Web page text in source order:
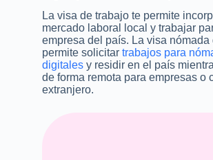
La visa de trabajo te permite
mercado laboral local y trabajar
empresa del país. La visa nómada
permite solicitar trabajos para
digitalesy residir en el país
de forma remota para empresas o
extranjero.